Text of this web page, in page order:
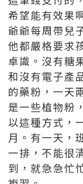
希望能有效果
爺爺每周帶兒
他都嚴格要求
卓識。沒有糖
和沒有電子產
的藥粉，一天
是一些植物粉
以這種方式，
月。有一天，
一排，不能很
到，就急急忙